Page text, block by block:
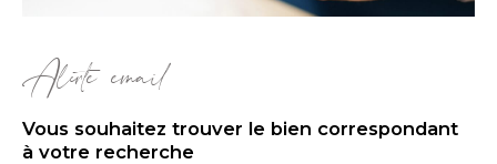
Alerte email
Vous souhaitez trouver le bien correspondant
à votre recherche